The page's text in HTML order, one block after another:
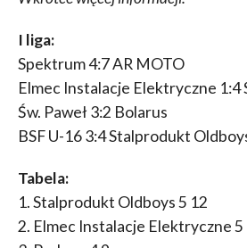
I liga:
Spektrum 4:7 AR MOTO
Elmec Instalacje Elektryczne 1:4
Św. Paweł 3:2 Bolarus
BSF U-16 3:4 Stalprodukt
Tabela:
1. Stalprodukt Oldboys 5 12
2. Elmec Instalacje Elektryczne 5